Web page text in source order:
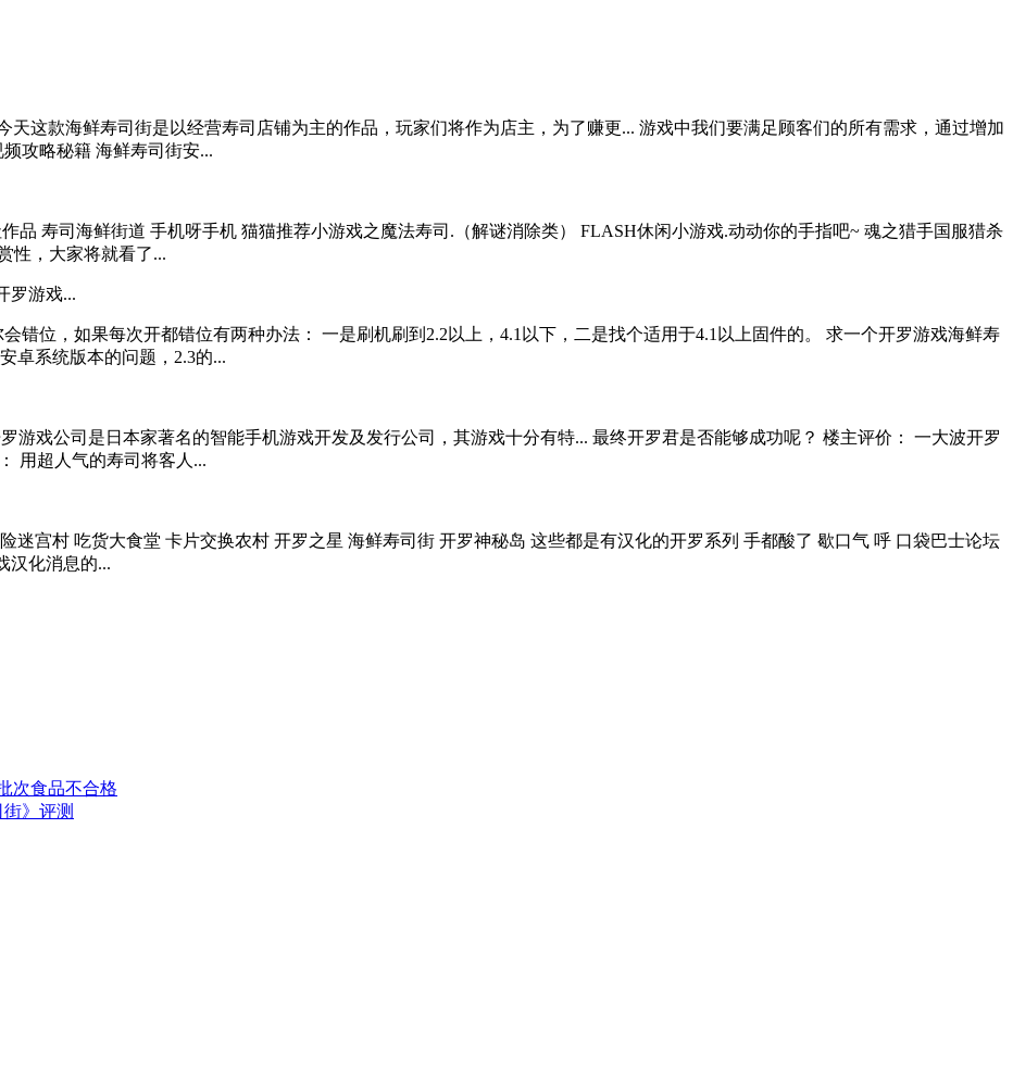
这款海鲜寿司街是以经营寿司店铺为主的作品，玩家们将作为店主，为了赚更... 游戏中我们要满足顾客们的所有需求，通过增加
攻略秘籍 海鲜寿司街安...
品 寿司海鲜街道 手机呀手机 猫猫推荐小游戏之魔法寿司.（解谜消除类） FLASH休闲小游戏.动动你的手指吧~ 魂之猎手国服猎杀
性，大家将就看了...
罗游戏...
错位，如果每次开都错位有两种办法： 一是刷机刷到2.2以上，4.1以下，二是找个适用于4.1以上固件的。 求一个开罗游戏海鲜寿
卓系统版本的问题，2.3的...
游戏公司是日本家著名的智能手机游戏开发及发行公司，其游戏十分有特... 最终开罗君是否能够成功呢？ 楼主评价： 一大波开罗
用超人气的寿司将客人...
迷宫村 吃货大食堂 卡片交换农村 开罗之星 海鲜寿司街 开罗神秘岛 这些都是有汉化的开罗系列 手都酸了 歇口气 呼 口袋巴士论坛
汉化消息的...
次食品不合格
》评测